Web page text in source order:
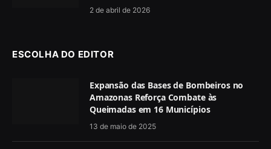
2 de abril de 2026
ESCOLHA DO EDITOR
Expansão das Bases de Bombeiros no
Amazonas Reforça Combate às
Queimadas em 16 Municípios
13 de maio de 2025